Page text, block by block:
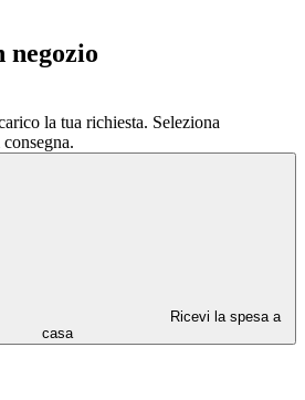
la tua richiesta. Seleziona
Ricevi la spesa a
casa